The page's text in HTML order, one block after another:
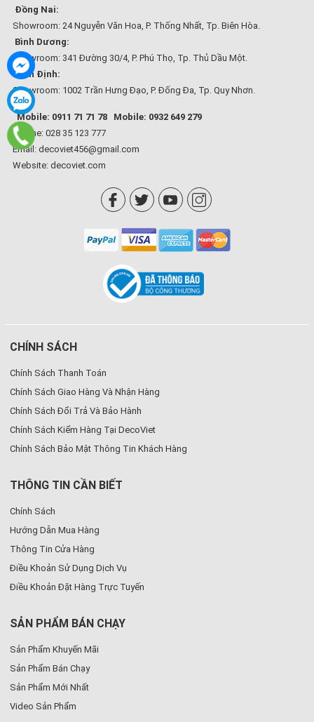
Đồng Nai:
Showroom: 24 Nguyễn Văn Hoa, P. Thống Nhất, Tp. Biên Hòa.
Bình Dương:
Showroom: 341 Đường 30/4, P. Phú Thọ, Tp. Thủ Dầu Một.
Bình Định:
Showroom: 1002 Trần Hưng Đạo, P. Đống Đa, Tp. Quy Nhơn.
Mobile: 0911 71 71 78
Mobile: 0932 649 279
Hotline: 028 35 123 777
Email: decoviet456@gmail.com
Website: decoviet.com
CHÍNH SÁCH
Chính Sách Thanh Toán
Chính Sách Giao Hàng Và Nhận Hàng
Chính Sách Đổi Trả Và Bảo Hành
Chính Sách Kiểm Hàng Tại DecoViet
Chính Sách Bảo Mật Thông Tin Khách Hàng
THÔNG TIN CẦN BIẾT
Chính Sách
Hướng Dẫn Mua Hàng
Thông Tin Cửa Hàng
Điều Khoản Sử Dụng Dịch Vụ
Điều Khoản Đặt Hàng Trực Tuyến
SẢN PHẨM BÁN CHẠY
Sản Phẩm Khuyến Mãi
Sản Phẩm Bán Chạy
Sản Phẩm Mới Nhất
Video Sản Phẩm